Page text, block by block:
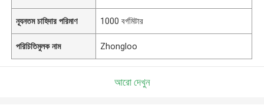
ন্যূনতম চাহিদার পরিমাণ 1000 বর্গমিটার
পরিচিতিমুলক নাম Zhongloo
আরো দেখুন